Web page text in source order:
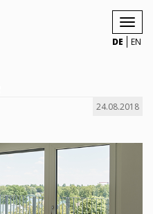
DE EN
24.08.2018